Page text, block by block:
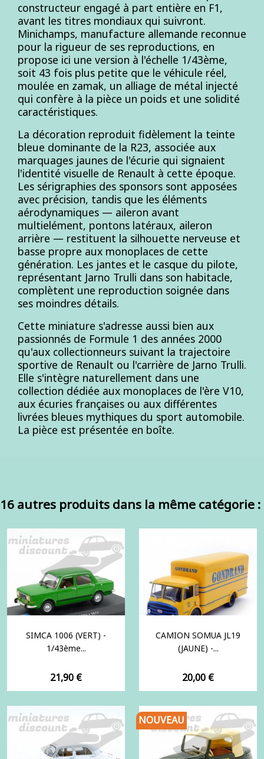
constructeur engagé à part entière en F1,
avant les titres mondiaux qui suivront.
Minichamps, manufacture allemande reconnue
pour la rigueur de ses reproductions, en
propose ici une version à l'échelle 1/43ème,
soit 43 fois plus petite que le véhicule réel,
moulée en zamak, un alliage de métal injecté
qui confère à la pièce un poids et une solidité
caractéristiques.
La décoration reproduit fidèlement la teinte
bleue dominante de la R23, associée aux
marquages jaunes de l'écurie qui signaient
l'identité visuelle de Renault à cette époque.
Les sérigraphies des sponsors sont apposées
avec précision, tandis que les éléments
aérodynamiques — aileron avant
multielément, pontons latéraux, aileron
arrière — restituent la silhouette nerveuse et
basse propre aux monoplaces de cette
génération. Les jantes et le casque du pilote,
représentant Jarno Trulli dans son habitacle,
complètent une reproduction soignée dans
ses moindres détails.
Cette miniature s'adresse aussi bien aux
passionnés de Formule 1 des années 2000
qu'aux collectionneurs suivant la trajectoire
sportive de Renault ou l'carrière de Jarno Trulli.
Elle s'intègre naturellement dans une
collection dédiée aux monoplaces de l'ère V10,
aux écuries françaises ou aux différentes
livrées bleues mythiques du sport automobile.
La pièce est présentée en boîte.
16 autres produits dans la même catégorie :
SIMCA 1006 (VERT) -
1/43ème...
Prix
21,90 €
CAMION SOMUA JL19
(JAUNE) -...
Prix
20,00 €
NOUVEAU